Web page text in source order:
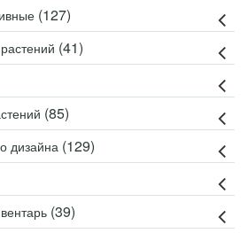
(127)
(41)
(85)
дизайна (129)
(39)